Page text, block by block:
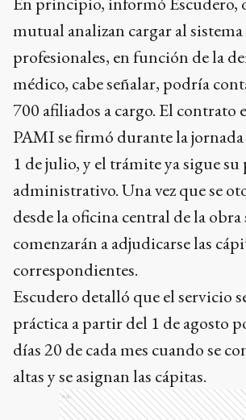
mutual analizan cargar al
profesionales, en función de la
médico, cabe señalar, podría
700 afiliados a cargo. El contrato
PAMI se firmó durante la
1 de julio, y el trámite ya sigue su
administrativo. Una vez que se
desde la oficina central de la obra
comenzarán a adjudicarse las
correspondientes.
Escudero detalló que el servicio
práctica a partir del 1 de agosto
días 20 de cada mes cuando se
altas y se asignan las cápitas.
Ads